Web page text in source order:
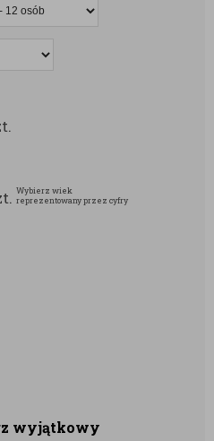
Wybierz wiek
reprezentowany przez cyfry
wyjątkowy